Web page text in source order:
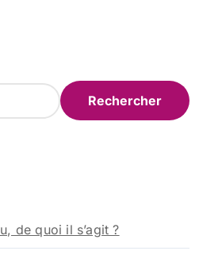
de quoi il s’agit ?